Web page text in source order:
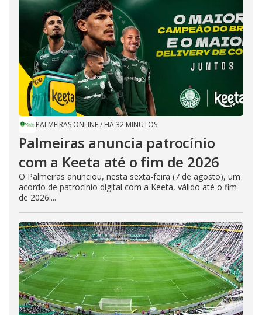
PALMEIRAS ONLINE/ HÁ 32 MINUTOS
Palmeiras anuncia patrocínio
com a Keeta até o fim de 2026
O Palmeiras anunciou, nesta sexta-feira (7 de agosto), um
acordo de patrocínio digital com a Keeta, válido até o fim
de 2026....